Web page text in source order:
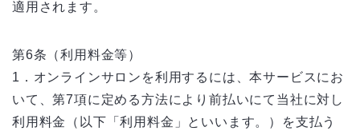
適用されます。
第6条（利用料金等）
1．オンラインサロンを利用するには、本サービスにお
いて、第7項に定める方法により前払いにて当社に対し
利用料金（以下「利用料金」といいます。）を支払う